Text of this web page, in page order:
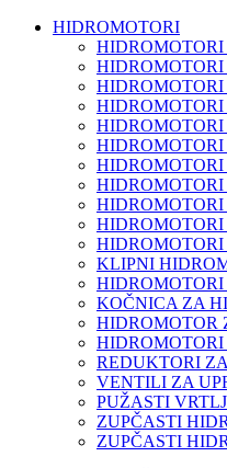
HIDROMOTORI
HIDROMOTORI
HIDROMOTORI
HIDROMOTORI
HIDROMOTORI
HIDROMOTORI
HIDROMOTORI
HIDROMOTORI
KLIPNI
HIDROMOTORI
KOČNICA ZA
HIDROMOTOR
REDUKTORI
VENTILI ZA
PUŽASTI
ZUPČASTI
ZUPČASTI